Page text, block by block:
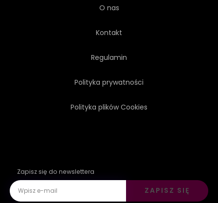
O nas
Kontakt
Regulamin
Polityka prywatności
Polityka plików Cookies
Zapisz się do newslettera
ZAPISZ SIĘ